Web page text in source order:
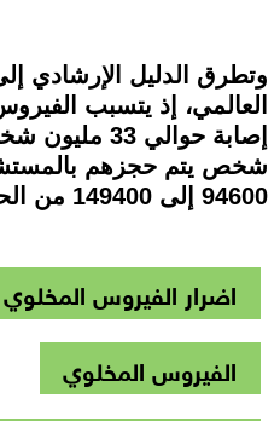
وتطرق الدليل الإرشادي
العالمي، إذ يتسبب
شخص يتم حجزهم
94600 إلى 149400 من الحالات المحجوزة به سنويا.
اضرار الفيروس
الفيروس المخلوي